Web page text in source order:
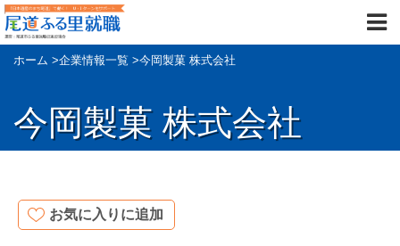
ホーム >企業情報一覧 >今岡製菓 株式会社
今岡製菓 株式会社
お気に入りに追加